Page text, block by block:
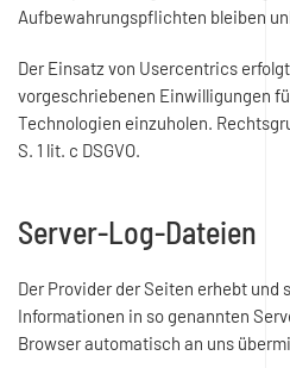
Aufbewahrungspflichten bleiben
Der Einsatz von Usercentrics
vorgeschriebenen Einwilligungen
Technologien einzuholen.
S. 1 lit. c DSGVO.
Server-Log-Dateien
Der Provider der Seiten erhebt
Informationen in so genannten
Browser automatisch an uns